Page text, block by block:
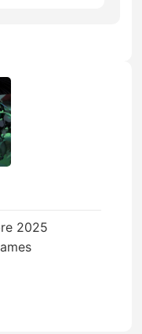
2025